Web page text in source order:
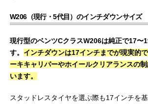
W206（現行・5代目）のインチダウンサイズ
現行型のベンツCクラスW206は純正で17〜
す。 インチダウンは17インチまでが現実的
ーキキャリパーやホイールクリアランスの
います。
スタッドレスタイヤを選ぶ際も17インチを